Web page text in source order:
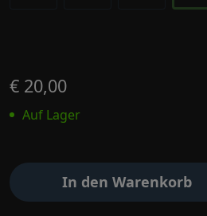
€ 20,00
Auf Lager
In den Warenkorb